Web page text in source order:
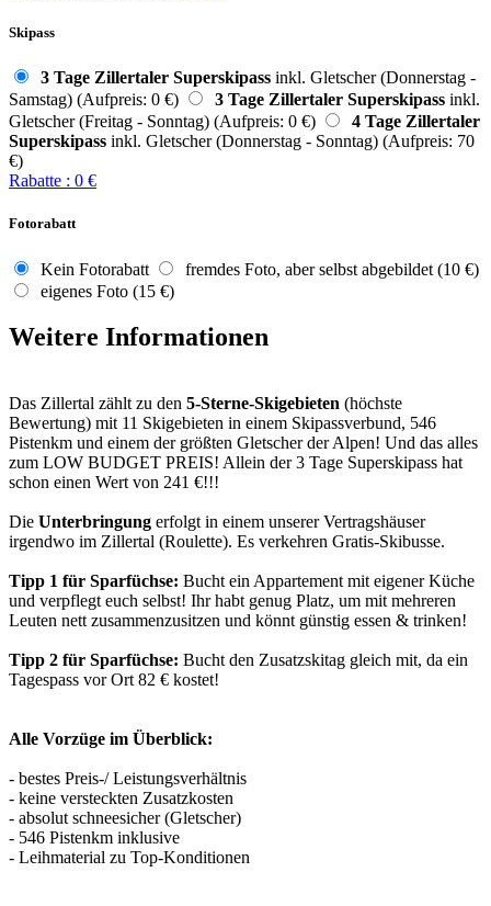
Skipass
3 Tage Zillertaler Superskipass inkl. Gletscher (Donnerstag -
Samstag) (Aufpreis: 0 €)
3 Tage Zillertaler Superskipass inkl.
Gletscher (Freitag - Sonntag) (Aufpreis: 0 €)
4 Tage Zillertaler
Superskipass inkl. Gletscher (Donnerstag - Sonntag) (Aufpreis: 70
€)
Rabatte : 0 €
Fotorabatt
Kein Fotorabatt
fremdes Foto, aber selbst abgebildet (10 €)
eigenes Foto (15 €)
Weitere Informationen
Das Zillertal zählt zu den 5-Sterne-Skigebieten (höchste
Bewertung) mit 11 Skigebieten in einem Skipassverbund, 546
Pistenkm und einem der größten Gletscher der Alpen! Und das alles
zum LOW BUDGET PREIS! Allein der 3 Tage Superskipass hat
schon einen Wert von 241 €!!!
Die Unterbringung erfolgt in einem unserer Vertragshäuser
irgendwo im Zillertal (Roulette). Es verkehren Gratis-Skibusse.
Tipp 1 für Sparfüchse: Bucht ein Appartement mit eigener Küche
und verpflegt euch selbst! Ihr habt genug Platz, um mit mehreren
Leuten nett zusammenzusitzen und könnt günstig essen & trinken!
Tipp 2 für Sparfüchse: Bucht den Zusatzskitag gleich mit, da ein
Tagespass vor Ort 82 € kostet!
Alle Vorzüge im Überblick:
- bestes Preis-/ Leistungsverhältnis
- keine versteckten Zusatzkosten
- absolut schneesicher (Gletscher)
- 546 Pistenkm inklusive
- Leihmaterial zu Top-Konditionen